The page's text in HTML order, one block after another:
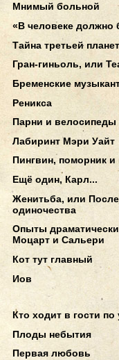
Мнимый больной
«В человеке должно
Тайна третьей
Гран-гиньоль, или
Бременские
Реникса
Парни и велосипеды
Лабиринт Мэри Уайт
Пингвин, поморник и
Ещё один, Карл...
Женитьба, или
одиночества
Опыты
Моцарт и Сальери
Кот тут главный
Иов
Кто ходит в гости по
Плоды небытия
Первая любовь